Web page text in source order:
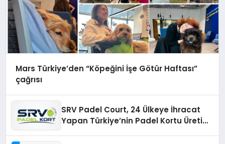
Mars Türkiye’den “Köpeğini İşe Götür Haftası”
çağrısı
SRV Padel Court, 24 Ülkeye İhracat
Yapan Türkiye’nin Padel Kortu Üretim